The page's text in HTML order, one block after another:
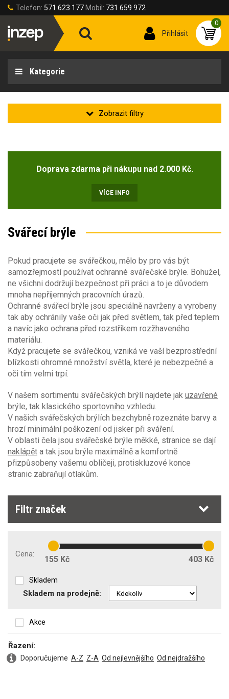
Telefon: 571 623 177 Mobil: 731 659 972
Přihlásit
0
Kategorie
Ochrana proti zamlžení (1)
Ochrana proti UV záření
Nastavitelné stranice
Materiál zorníku
polykarbonát (3)
Ochrana zraku proti mechanickému poškození
EN166 zorníky
1 FT
EN166 obroučky
FT (3)
Ochranné filtry proti záření
Filtry proti ultrafialovému záření EN170
Filtry proti infračervenému záření EN171
Protisluneční filtry pro profesionální použití
EN172
Stupeň tmavosti filtru
Ochrana očí a obličeje
Ochrana očí a obličeje při svařování EN175
Ochrana zraku a obličeje z pletiva EN1731
Doprava zdarma při nákupu nad 2.000 Kč.
VÍCE INFO
Svářecí brýle
Pokud pracujete se svářečkou, mělo by pro vás být
samozřejmostí používat ochranné svářečské brýle. Bohužel,
ne všichni dodržují bezpečnost při práci a to je důvodem
mnoha nepříjemných pracovních úrazů.
Ochranné svářecí brýle jsou speciálně navrženy a vyrobeny
tak aby ochránily vaše oči jak před světlem, tak před teplem
a navíc jako ochrana před rozstřikem rozžhaveného
materiálu.
Když pracujete se svářečkou, vzniká ve vaší bezprostřední
blízkosti ohromné množství světla, které je nebezpečné a
oči tím velmi trpí.
V našem sortimentu svářečských brýlí najdete jak uzavřené
brýle, tak klasického sportovního vzhledu.
V našich svářečských brýlích bezchybně rozeznáte barvy a
hrozí minimální poškození od jisker při sváření.
V oblasti čela jsou svářečské brýle měkké, stranice se dají
naklápět a tak jsou brýle maximálně a komfortně
přizpůsobeny vašemu obličeji, protiskluzové konce
stranic zabraňují otlakům.
Filtr značek
Cena:
155 Kč 403 Kč
Skladem
Skladem na prodejně:
Řazení:
Doporučujeme A-Z Z-A Od nejlevnějšího Od nejdražšího
Akce